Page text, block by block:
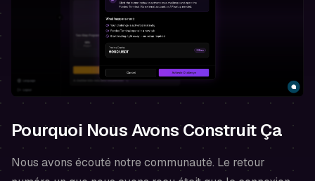
Pourquoi Nous Avons Construit Ça
Nous avons écouté notre communauté. Le retour